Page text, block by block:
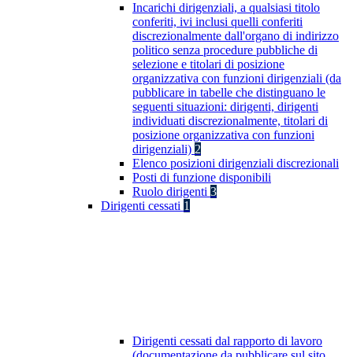
Incarichi dirigenziali, a qualsiasi titolo
conferiti, ivi inclusi quelli conferiti
discrezionalmente dall'organo di indirizzo
politico senza procedure pubbliche di
selezione e titolari di posizione
organizzativa con funzioni dirigenziali (da
pubblicare in tabelle che distinguano le
seguenti situazioni: dirigenti, dirigenti
individuati discrezionalmente, titolari di
posizione organizzativa con funzioni
dirigenziali) 2
Elenco posizioni dirigenziali discrezionali
Posti di funzione disponibili
Ruolo dirigenti 3
Dirigenti cessati 1
Dirigenti cessati dal rapporto di lavoro